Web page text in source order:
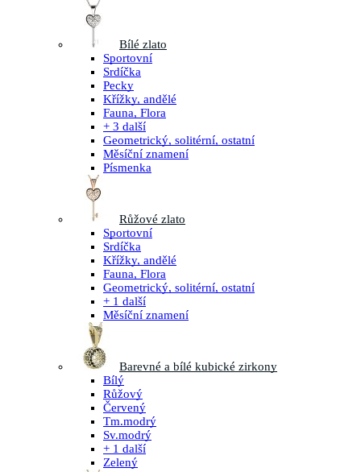
Bílé zlato
Sportovní
Srdíčka
Pecky
Křížky, andělé
Fauna, Flora
+ 3 další
Geometrický, solitérní, ostatní
Měsíční znamení
Písmenka
Růžové zlato
Sportovní
Srdíčka
Křížky, andělé
Fauna, Flora
Geometrický, solitérní, ostatní
+ 1 další
Měsíční znamení
Barevné a bílé kubické zirkony
Bílý
Růžový
Červený
Tm.modrý
Sv.modrý
+ 1 další
Zelený